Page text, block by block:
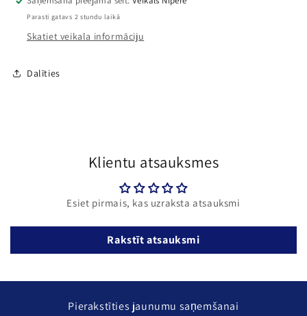
Parasti gatavs 2 stundu laikā
Skatiet veikala informāciju
Dalīties
Klientu atsauksmes
Esiet pirmais, kas uzraksta atsauksmi
Rakstīt atsauksmi
Pierakstīties jaunumu saņemšanai